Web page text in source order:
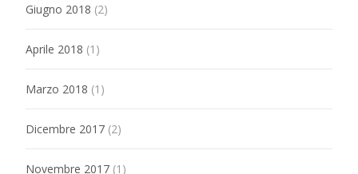
Giugno 2018 (2)
Aprile 2018 (1)
Marzo 2018 (1)
Dicembre 2017 (2)
Novembre 2017 (1)